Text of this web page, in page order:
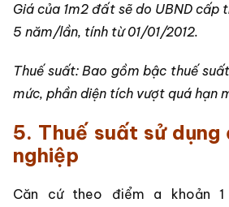
Giá của 1m2 đất sẽ do UBND cấp
5 năm/lần, tính từ 01/01/2012.
Thuế suất: Bao gồm bậc thuế
mức, phần diện tích vượt quá hạn
5. Thuế suất sử
nghiệp
Căn cứ theo điểm a khoản